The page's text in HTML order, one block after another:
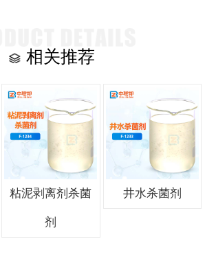
相关推荐
粘泥剥离剂杀菌
剂
井水杀菌剂